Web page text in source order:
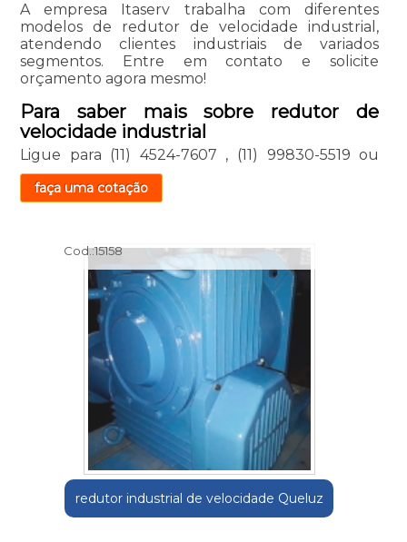
A empresa Itaserv trabalha com diferentes
modelos de redutor de velocidade industrial,
atendendo clientes industriais de variados
segmentos. Entre em contato e solicite
orçamento agora mesmo!
Para saber mais sobre redutor de
velocidade industrial
Ligue para (11) 4524-7607 , (11) 99830-5519 ou
faça uma cotação
Cod.:15158
redutor industrial de velocidade Queluz